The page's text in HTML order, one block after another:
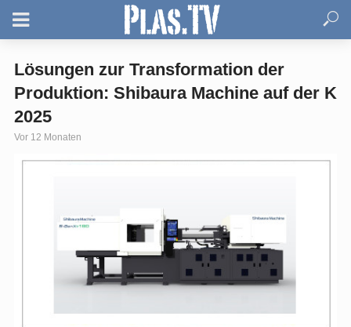
Lösungen zur Transformation der
Produktion: Shibaura Machine auf der K
2025
Vor 12 Monaten